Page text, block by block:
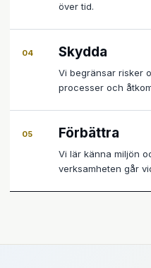
över tid.
04 Skydda
Vi begränsar risker
processer och
05 Förbättra
Vi lär känna miljön
verksamheten går